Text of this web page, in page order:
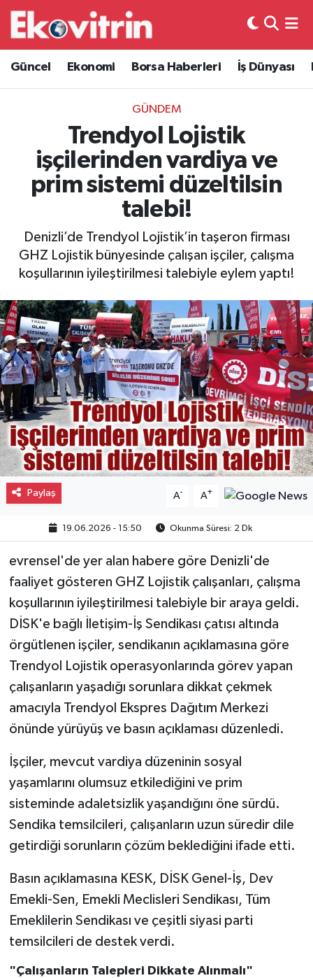
Güncel Ekonomi Borsa Haberleri İş Dünyası
GÜNDEM
Trendyol Lojistik
işçilerinden vardiya ve
prim sistemi düzeltilsin
talebi!
Denizli’de Trendyol Lojistik’in taşeron firması
GHZ Lojistik bünyesinde çalışan işçiler, çalışma
koşullarının iyileştirilmesi talebiyle eylem yaptı!
Paylaş A- A+
19.06.2026 - 15:50 Okunma Süresi: 2 Dk
evrensel'de yer alan habere göre Denizli'de
faaliyet gösteren GHZ Lojistik çalışanları, çalışma
koşullarının iyileştirilmesi talebiyle bir araya geldi.
DİSK'e bağlı İletişim-İş Sendikası çatısı altında
örgütlenen işçiler, sendikanın açıklamasına göre
Trendyol Lojistik operasyonlarında görev yapan
çalışanların yaşadığı sorunlara dikkat çekmek
amacıyla Trendyol Ekspres Dağıtım Merkezi
önünde yürüyüş ve basın açıklaması düzenledi.
İşçiler, mevcut vardiya düzeninin sosyal
yaşamlarını olumsuz etkilediğini ve prim
sisteminde adaletsizlik yaşandığını öne sürdü.
Sendika temsilcileri, çalışanların uzun süredir dile
getirdiği sorunların çözüm beklediğini ifade etti.
Basın açıklamasına KESK, DİSK Genel-İş, Dev
Emekli-Sen, Emekli Meclisleri Sendikası, Tüm
Emeklilerin Sendikası ve çeşitli siyasi parti
temsilcileri de destek verdi.
"Çalışanların Talepleri Dikkate Alınmalı"
Güncel
Ekonomi
Borsa Haberleri
İş Dünyası
Lojistik
Otovitrin
Asayiş
Magazin
Gayrimenkul
Spor
Eğitim
Hava Durumu
Trafik Durumu
Süper Lig Puan Durumu ve Fikstür
Tüm Manşetler
Son Dakika Haberleri
Haber Arşivi